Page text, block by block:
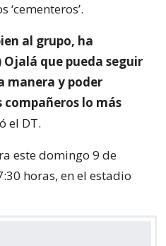
al grupo, ha
que pueda seguir
manera y poder
compañeros lo más
el DT.
este domingo 9 de
horas, en el estadio